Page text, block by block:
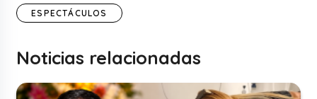
ESPECTÁCULOS
Noticias relacionadas